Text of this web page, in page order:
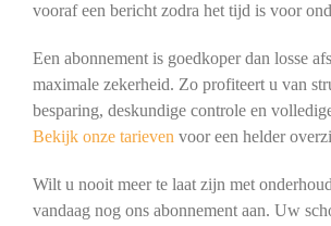
vooraf een bericht zodra het tijd is voor
Een abonnement is goedkoper dan losse
maximale zekerheid. Zo profiteert u van
besparing, deskundige controle en
Bekijk onze tarieven voor een helder
Wilt u nooit meer te laat zijn met
vandaag nog ons abonnement aan. Uw